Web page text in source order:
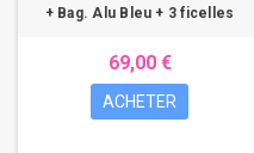
+ Bag. Alu Bleu + 3 ficelles
69,00 €
ACHETER